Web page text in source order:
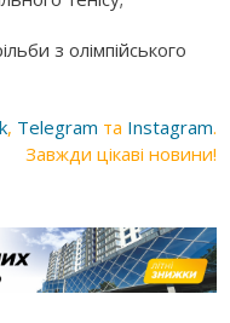
з олімпійського
, Telegram та Instagram.
Завжди цікаві новини!